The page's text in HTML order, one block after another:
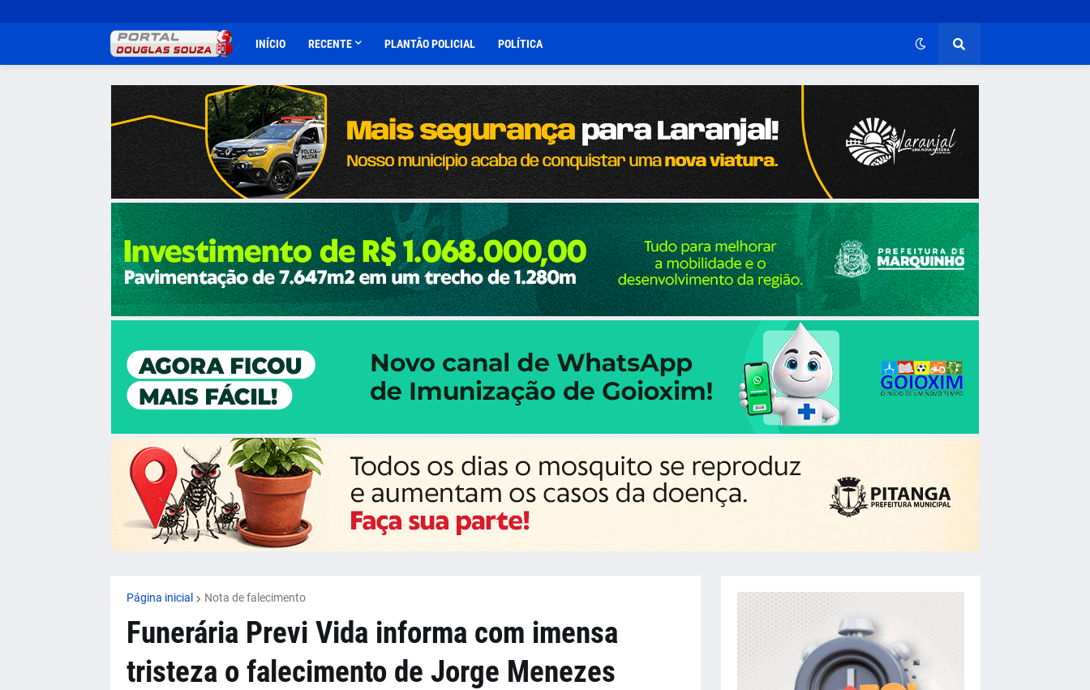
INÍCIO RECENTE PLANTÃO POLICIAL POLÍTICA
Página inicial Nota de falecimento
Funerária Previ Vida informa com imensa
tristeza o falecimento de Jorge Menezes